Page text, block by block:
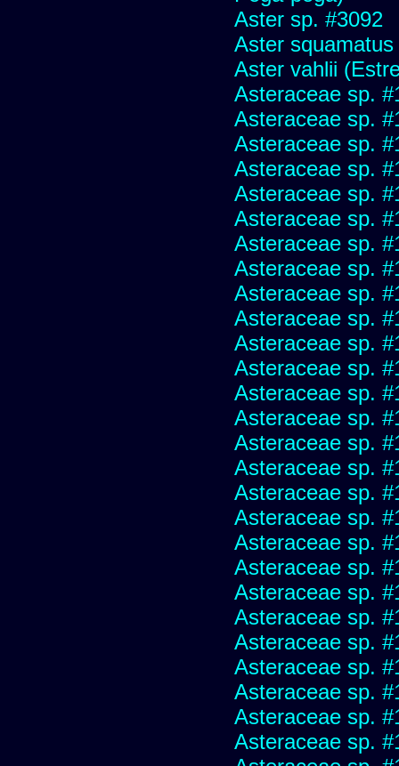
Aster sp. #3092
Aster squamatus
Aster vahlii
Asteraceae sp.
Asteraceae sp.
Asteraceae sp.
Asteraceae sp.
Asteraceae sp.
Asteraceae sp.
Asteraceae sp.
Asteraceae sp.
Asteraceae sp.
Asteraceae sp.
Asteraceae sp.
Asteraceae sp.
Asteraceae sp.
Asteraceae sp.
Asteraceae sp.
Asteraceae sp.
Asteraceae sp.
Asteraceae sp.
Asteraceae sp.
Asteraceae sp.
Asteraceae sp.
Asteraceae sp.
Asteraceae sp.
Asteraceae sp.
Asteraceae sp.
Asteraceae sp.
Asteraceae sp.